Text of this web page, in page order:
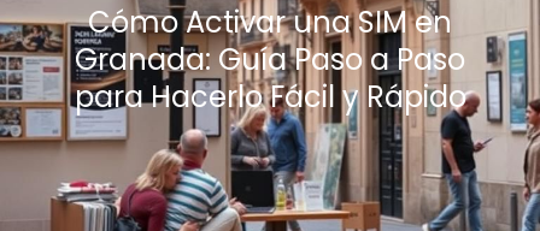
Cómo Activar una SIM en
Granada: Guía Paso a Paso
para Hacerlo Fácil y Rápido